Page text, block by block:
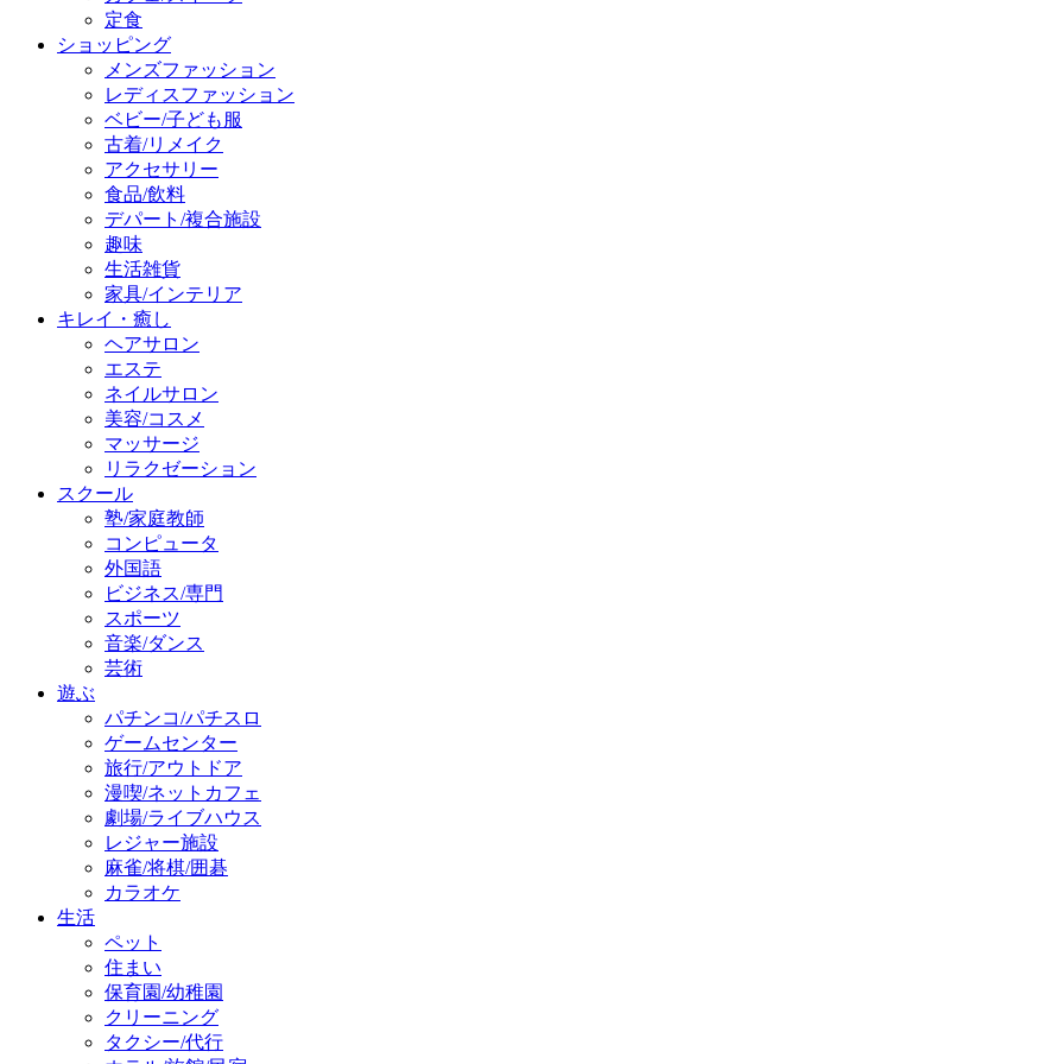
定食
ショッピング
メンズファッション
レディスファッション
ベビー/子ども服
古着/リメイク
アクセサリー
食品/飲料
デパート/複合施設
趣味
生活雑貨
家具/インテリア
キレイ・癒し
ヘアサロン
エステ
ネイルサロン
美容/コスメ
マッサージ
リラクゼーション
スクール
塾/家庭教師
コンピュータ
外国語
ビジネス/専門
スポーツ
音楽/ダンス
芸術
遊ぶ
パチンコ/パチスロ
ゲームセンター
旅行/アウトドア
漫喫/ネットカフェ
劇場/ライブハウス
レジャー施設
麻雀/将棋/囲碁
カラオケ
生活
ペット
住まい
保育園/幼稚園
クリーニング
タクシー/代行